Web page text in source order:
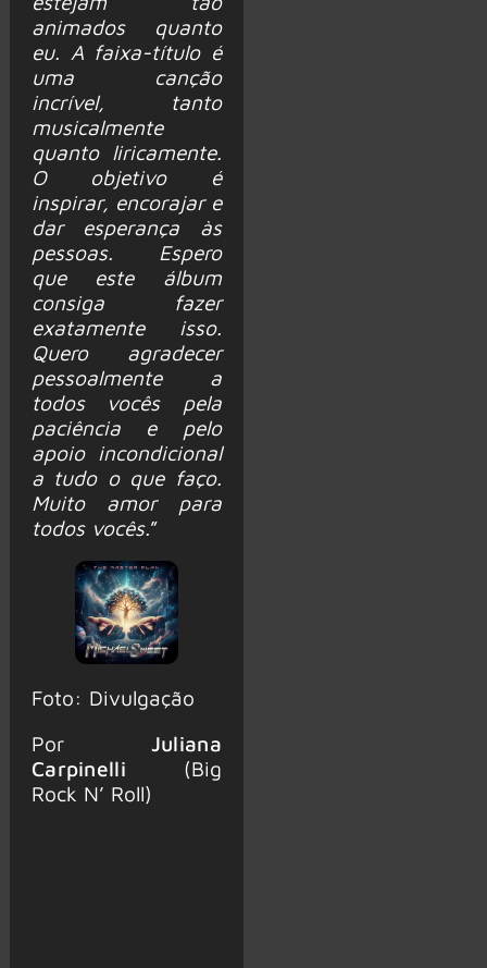
animados quanto
eu. A faixa-título é
uma canção
incrível, tanto
musicalmente
quanto liricamente.
O objetivo é
inspirar, encorajar e
dar esperança às
pessoas. Espero
que este álbum
consiga fazer
exatamente isso.
Quero agradecer
pessoalmente a
todos vocês pela
paciência e pelo
apoio incondicional
a tudo o que faço.
Muito amor para
todos vocês. ”
Foto: Divulgação
Por Juliana
Carpinelli (Big
Rock N’ Roll)